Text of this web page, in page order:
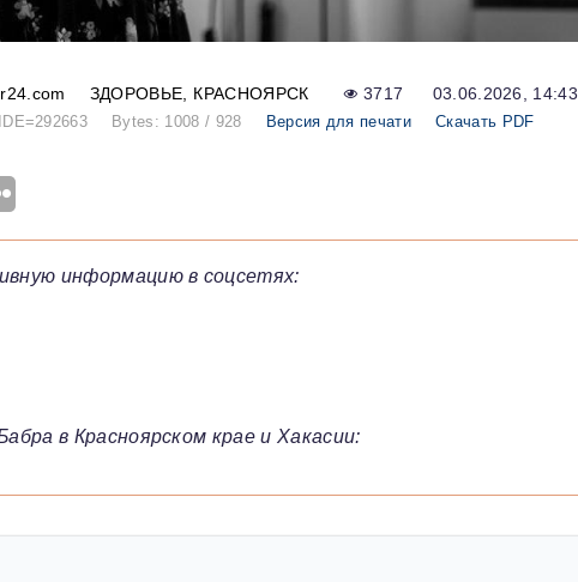
ЗДОРОВЬЕ КРАСНОЯРСК 3717 03.06.2026, 14:43
Bytes: 1008 / 928 Версия для печати Скачать PDF
информацию в соцсетях:
в Красноярском крае и Хакасии: